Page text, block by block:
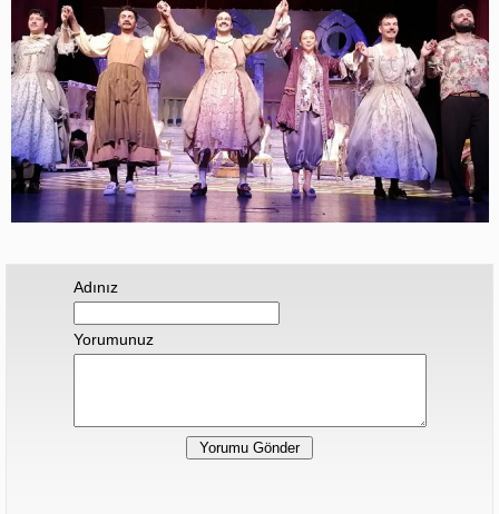
Adınız
Yorumunuz